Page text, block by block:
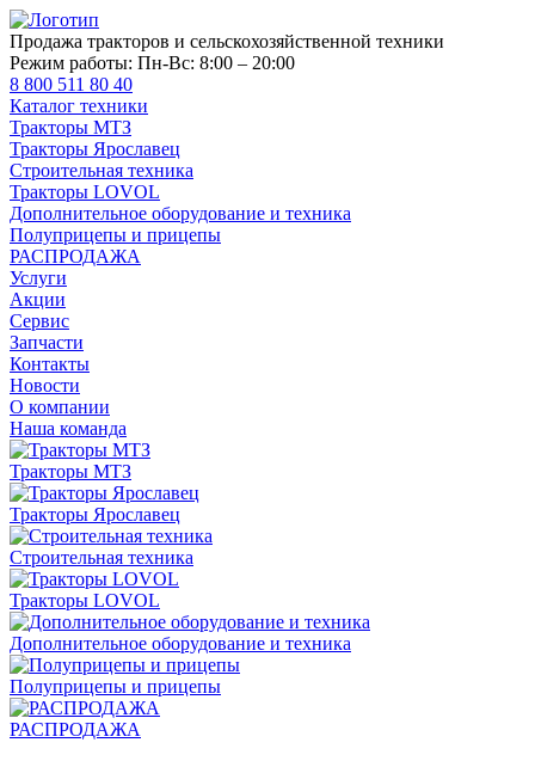
Продажа тракторов и сельскохозяйственной техники
Режим работы: Пн-Вс: 8:00 – 20:00
8 800 511 80 40
Каталог техники
Тракторы МТЗ
Тракторы Ярославец
Строительная техника
Тракторы LOVOL
Дополнительное оборудование и техника
Полуприцепы и прицепы
РАСПРОДАЖА
Услуги
Акции
Сервис
Запчасти
Контакты
Новости
О компании
Наша команда
Тракторы МТЗ
Тракторы Ярославец
Строительная техника
Тракторы LOVOL
Дополнительное оборудование и техника
Полуприцепы и прицепы
РАСПРОДАЖА